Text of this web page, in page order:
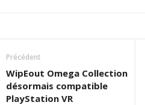
Précédent
WipEout Omega Collection
désormais compatible
PlayStation VR